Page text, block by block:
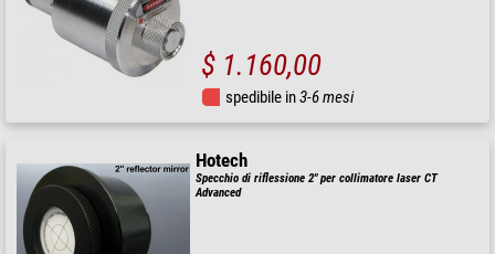
$ 1.160,00
spedibile in3-6 mesi
Hotech
Specchio di riflessione 2" per collimatore laser CT
Advanced